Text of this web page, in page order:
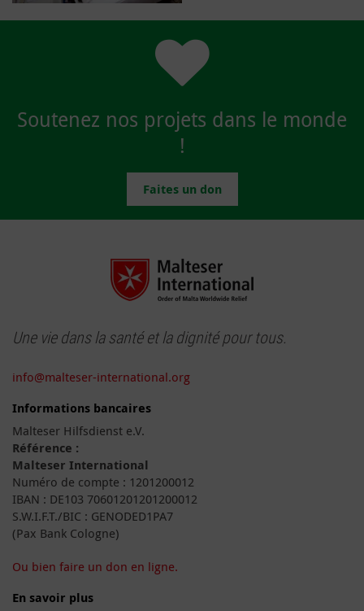
Soutenez nos projets dans le monde
!
Faites un don
Une vie dans la santé et la dignité pour tous.
info@malteser-international.org
Informations bancaires
Malteser Hilfsdienst e.V.
Référence :
Malteser International
Numéro de compte : 1201200012
IBAN : DE103 70601201201200012
S.W.I.F.T./BIC : GENODED1PA7
(Pax Bank Cologne)
Ou bien faire un don en ligne.
En savoir plus